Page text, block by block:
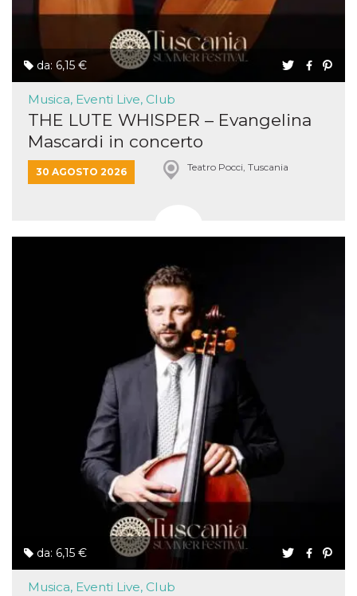
da: 6,15 €
Musica, Eventi Live, Club
THE LUTE WHISPER – Evangelina
Mascardi in concerto
30 AGOSTO 2026 Teatro Pocci, Tuscania
da: 6,15 €
Musica, Eventi Live, Club